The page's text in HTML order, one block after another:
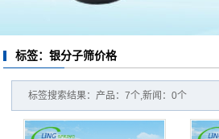
标签：银分子筛价格
标签搜索结果：产品：7个,新闻：0个